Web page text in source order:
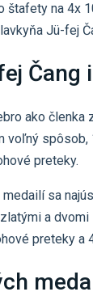
na 4x
Jü-fej
Čang
ako členka
voľný
preteky.
sa
a
preteky a